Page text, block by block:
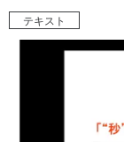
テキスト